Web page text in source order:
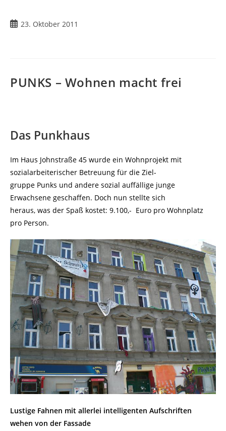
Beitrag
23. Oktober 2011
PUNKS – Wohnen macht frei
Das Punkhaus
Im Haus Johnstraße 45 wurde ein Wohnprojekt mit
sozialarbeiterischer Betreuung für die Ziel-
gruppe Punks und andere sozial auffällige junge
Erwachsene geschaffen. Doch nun stellte sich
heraus, was der Spaß kostet: 9.100,- Euro pro Wohnplatz
pro Person.
Lustige Fahnen mit allerlei intelligenten Aufschriften
wehen von der Fassade